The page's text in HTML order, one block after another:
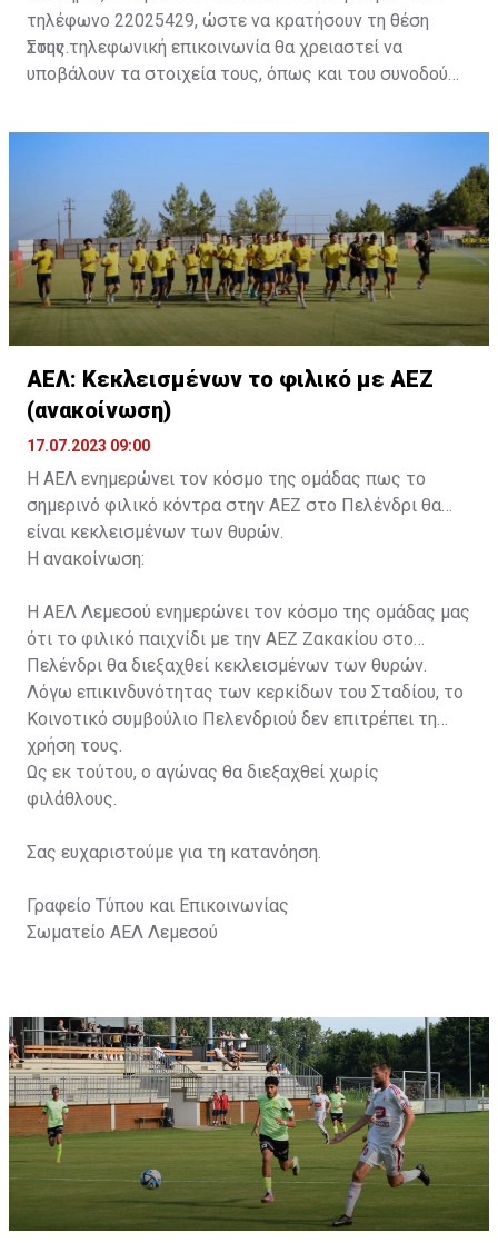
τηλέφωνο 22025429, ώστε να κρατήσουν τη θέση
τους.
Στην τηλεφωνική επικοινωνία θα χρειαστεί να
υποβάλουν τα στοιχεία τους, όπως και του συνοδού
ονοματεπώνυμο, αριθμός πινακίδας αυτοκινήτου,
ΑΕΛ: Κεκλεισμένων το φιλικό με ΑΕΖ
(ανακοίνωση)
17.07.2023 09:00
Η ΑΕΛ ενημερώνει τον κόσμο της ομάδας πως το
σημερινό φιλικό κόντρα στην ΑΕΖ στο Πελένδρι θα
είναι κεκλεισμένων των θυρών.
Η ανακοίνωση:
Η ΑΕΛ Λεμεσού ενημερώνει τον κόσμο της ομάδας μας
ότι το φιλικό παιχνίδι με την ΑΕΖ Ζακακίου στο
Πελένδρι θα διεξαχθεί κεκλεισμένων των θυρών.
Λόγω επικινδυνότητας των κερκίδων του Σταδίου, το
Κοινοτικό συμβούλιο Πελενδριού δεν επιτρέπει τη
χρήση τους.
Ως εκ τούτου, ο αγώνας θα διεξαχθεί χωρίς
φιλάθλους.
Σας ευχαριστούμε για τη κατανόηση.
Γραφείο Τύπου και Επικοινωνίας
Σωματείο ΑΕΛ Λεμεσού